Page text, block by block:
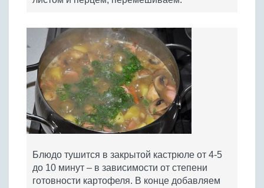
Блюдо тушится в закрытой кастрюле от 4-5
до 10 минут – в зависимости от степени
готовности картофеля. В конце добавляем